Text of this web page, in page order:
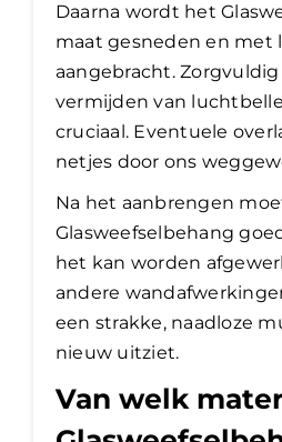
Daarna wordt het
maat gesneden en met
aangebracht.
vermijden van
cruciaal. Eventuele
netjes door ons
Na het aanbrengen
Glasweefselbehang
het kan worden
andere
een strakke, naadloze
nieuw uitziet.
Van welk